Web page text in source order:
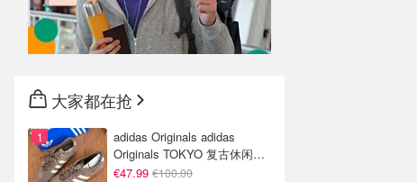
大家都在抢
adidas Originals adidas
Originals TOKYO 复古休闲鞋
深棕色
€47.99 €100.00